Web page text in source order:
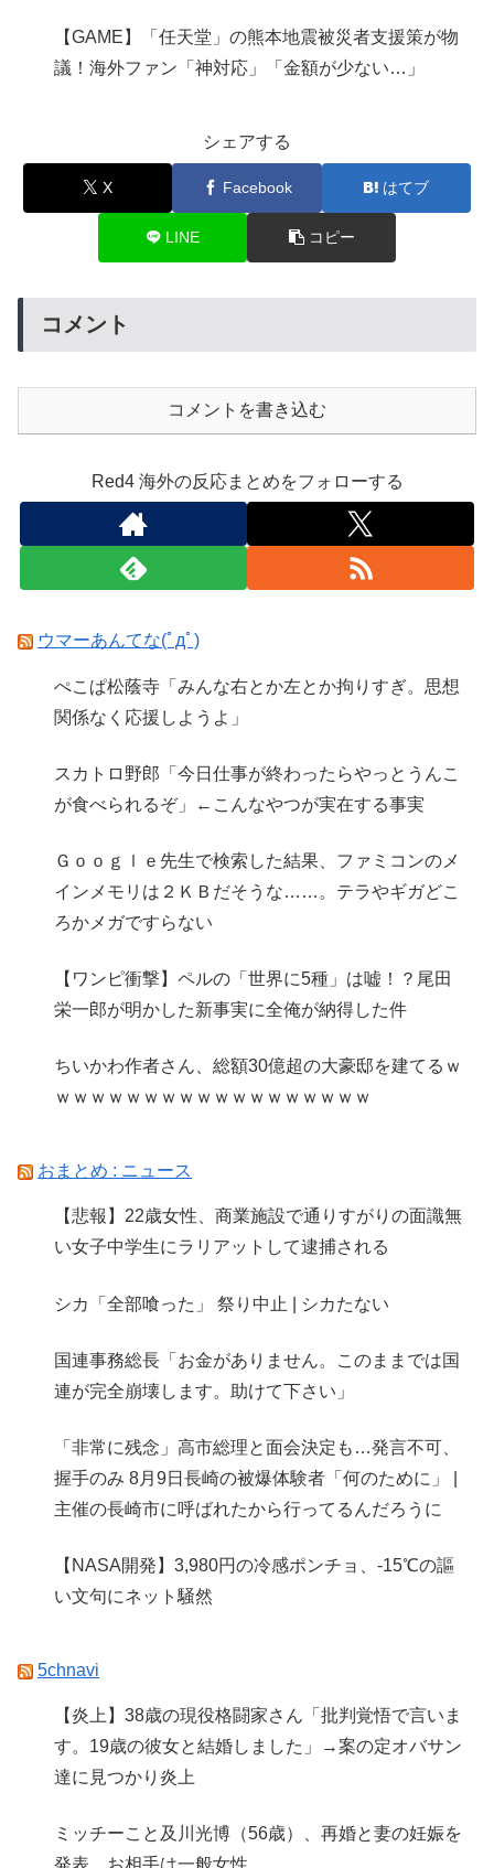
【GAME】「任天堂」の熊本地震被災者支援策が物
議！海外ファン「神対応」「金額が少ない…」
シェアする
X Facebook はてブ
LINE コピー
コメント
コメントを書き込む
Red4 海外の反応まとめをフォローする
ウマーあんてな(ﾟдﾟ)
ぺこぱ松蔭寺「みんな右とか左とか拘りすぎ。思想
関係なく応援しようよ」
スカトロ野郎「今日仕事が終わったらやっとうんこ
が食べられるぞ」←こんなやつが実在する事実
Ｇｏｏｇｌｅ先生で検索した結果、ファミコンのメ
インメモリは２ＫＢだそうな……。テラやギガどこ
ろかメガですらない
【ワンピ衝撃】ペルの「世界に5種」は嘘！？尾田
栄一郎が明かした新事実に全俺が納得した件
ちいかわ作者さん、総額30億超の大豪邸を建てるｗ
ｗｗｗｗｗｗｗｗｗｗｗｗｗｗｗｗｗｗ
おまとめ : ニュース
【悲報】22歳女性、商業施設で通りすがりの面識無
い女子中学生にラリアットして逮捕される
シカ「全部喰った」 祭り中止 | シカたない
国連事務総長「お金がありません。このままでは国
連が完全崩壊します。助けて下さい」
「非常に残念」高市総理と面会決定も…発言不可、
握手のみ 8月9日長崎の被爆体験者「何のために」 |
主催の長崎市に呼ばれたから行ってるんだろうに
【NASA開発】3,980円の冷感ポンチョ、-15℃の謳
い文句にネット騒然
5chnavi
【炎上】38歳の現役格闘家さん「批判覚悟で言いま
す。19歳の彼女と結婚しました」→案の定オバサン
達に見つかり炎上
ミッチーこと及川光博（56歳）、再婚と妻の妊娠を